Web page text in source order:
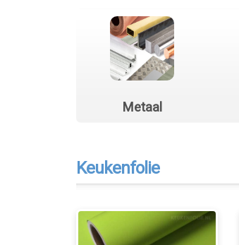
Metaal
Keukenfolie